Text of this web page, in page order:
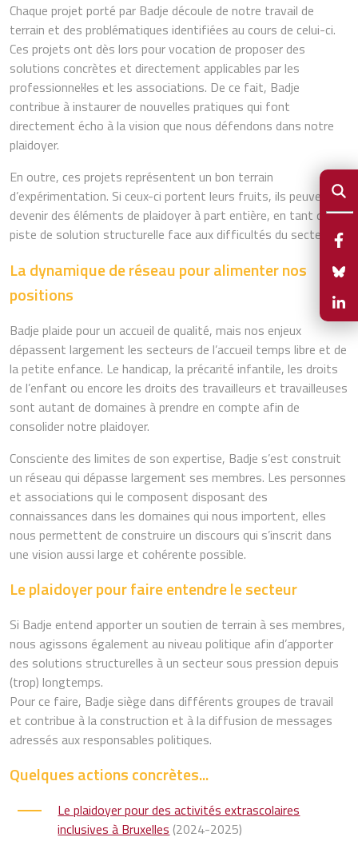
Chaque projet porté par Badje découle de notre travail de
terrain et des problématiques identifiées au cours de celui-ci.
Ces projets ont dès lors pour vocation de proposer des
solutions concrètes et directement applicables par les
professionnel·les et les associations. De ce fait, Badje
contribue à instaurer de nouvelles pratiques qui font
directement écho à la vision que nous défendons dans notre
plaidoyer.
En outre, ces projets représentent un bon terrain
d’expérimentation. Si ceux-ci portent leurs fruits, ils peuvent
devenir des éléments de plaidoyer à part entière, en tant que
piste de solution structurelle face aux difficultés du secteur.
La dynamique de réseau pour alimenter nos
positions
Badje plaide pour un accueil de qualité, mais nos enjeux
dépassent largement les secteurs de l’accueil temps libre et de
la petite enfance. Le handicap, la précarité infantile, les droits
de l’enfant ou encore les droits des travailleurs et travailleuses
sont autant de domaines à prendre en compte afin de
consolider notre plaidoyer.
Consciente des limites de son expertise, Badje s’est construit
un réseau qui dépasse largement ses membres. Les personnes
et associations qui le composent disposant des
connaissances dans les domaines qui nous importent, elles
nous permettent de construire un discours qui s’inscrit dans
une vision aussi large et cohérente possible.
Le plaidoyer pour faire entendre le secteur
Si Badje entend apporter un soutien de terrain à ses membres,
nous agissons également au niveau politique afin d’apporter
des solutions structurelles à un secteur sous pression depuis
(trop) longtemps.
Pour ce faire, Badje siège dans différents groupes de travail
et contribue à la construction et à la diffusion de messages
adressés aux responsables politiques.
Quelques actions concrètes...
Le plaidoyer pour des activités extrascolaires
inclusives à Bruxelles (2024-2025)